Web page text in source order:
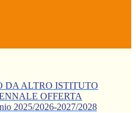
DA ALTRO ISTITUTO
OFFERTA
2025/2026-2027/2028